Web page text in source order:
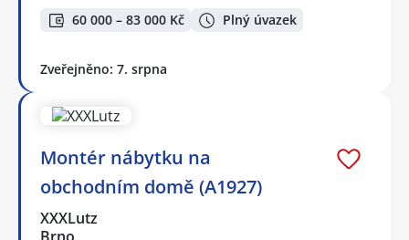
60 000 – 83 000 Kč Plný úvazek
Zveřejněno: 7. srpna
Montér nábytku na
obchodním domě (A1927)
XXXLutz